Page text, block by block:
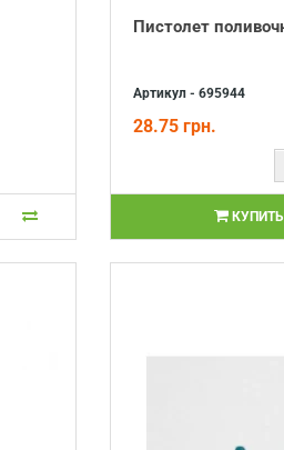
Пистолет
Артикул - 695944
28.75 грн.
КУПИТЬ